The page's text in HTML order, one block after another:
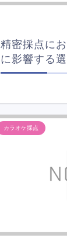
精密採点に
に影響する
カラオケ採点